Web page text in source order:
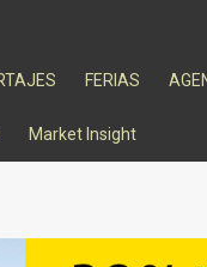
FERIAS
Market Insight